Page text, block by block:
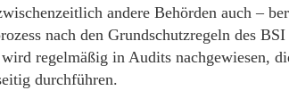
andere Behörden auch –
nach den Grundschutzregeln des
regelmäßig in Audits nachgewiesen,
durchführen.